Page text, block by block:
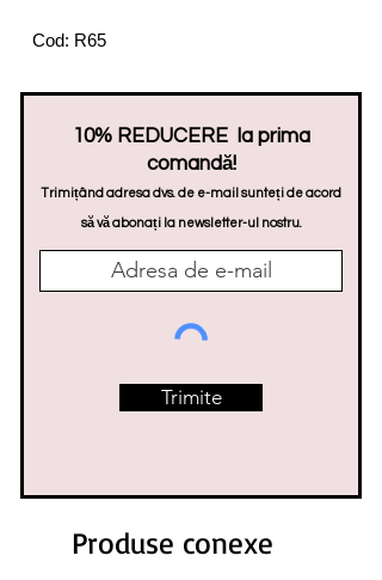
Cod: R65
10% REDUCERE la prima
comandă!
Trimițând adresa dvs. de e-mail sunteți de acord
să vă abonați la newsletter-ul nostru.
Trimite
Produse conexe